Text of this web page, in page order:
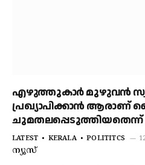
എഴുത്തുകാര്‍ മുഴുവന്‍
പ്രഖ്യാപിക്കാന്‍ ആരാണ്
ചുമതലപ്പെടുത്തിയതെന്ന്
LATEST KERALA POLITITCS
ന്യൂസ്